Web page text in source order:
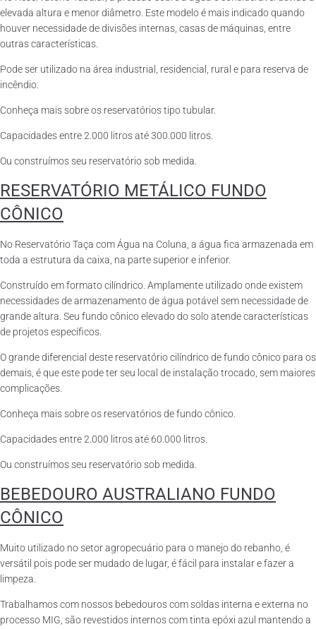
elevada altura e menor diâmetro. Este modelo é mais indicado quando
houver necessidade de divisões internas, casas de máquinas, entre
outras características.
Pode ser utilizado na área industrial, residencial, rural e para reserva de
incêndio.
Conheça mais sobre os reservatórios tipo tubular.
Capacidades entre 2.000 litros até 300.000 litros.
Ou construímos seu reservatório sob medida.
RESERVATÓRIO METÁLICO FUNDO
CÔNICO
No Reservatório Taça com Água na Coluna, a água fica armazenada em
toda a estrutura da caixa, na parte superior e inferior.
Construído em formato cilíndrico. Amplamente utilizado onde existem
necessidades de armazenamento de água potável sem necessidade de
grande altura. Seu fundo cônico elevado do solo atende características
de projetos específicos.
O grande diferencial deste reservatório cilíndrico de fundo cônico para os
demais, é que este pode ter seu local de instalação trocado, sem maiores
complicações.
Conheça mais sobre os reservatórios de fundo cônico.
Capacidades entre 2.000 litros até 60.000 litros.
Ou construímos seu reservatório sob medida.
BEBEDOURO AUSTRALIANO FUNDO
CÔNICO
Muito utilizado no setor agropecuário para o manejo do rebanho, é
versátil pois pode ser mudado de lugar, é fácil para instalar e fazer a
limpeza.
Trabalhamos com nossos bebedouros com soldas interna e externa no
processo MIG, são revestidos internos com tinta epóxi azul mantendo a